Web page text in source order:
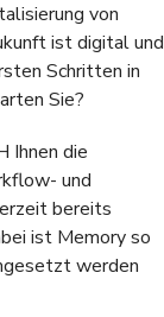
von
ist digital und
Schritten in
Sie?
Ihnen die
und
bereits
ist Memory so
werden